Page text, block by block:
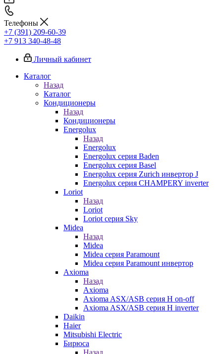
Телефоны
+7 (391) 209-60-39
+7 913 340-48-48
Личный кабинет
Каталог
Назад
Каталог
Кондиционеры
Назад
Кондиционеры
Energolux
Назад
Energolux
Energolux серия Baden
Energolux серия Basel
Energolux серия Zurich инвертор J
Energolux серия CHAMPERY inverter
Loriot
Назад
Loriot
Loriot серия Sky
Midea
Назад
Midea
Midea серия Paramount
Midea серия Paramount инвертор
Axioma
Назад
Axioma
Axioma ASX/ASB серия Н on-off
Axioma ASX/ASB серия Н inverter
Daikin
Haier
Mitsubishi Electric
Бирюса
Назад